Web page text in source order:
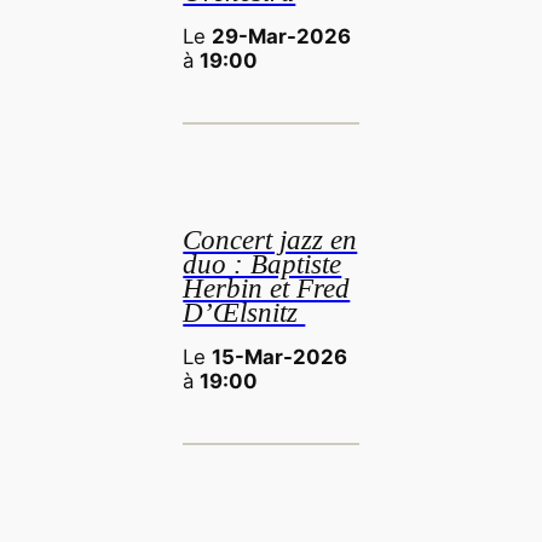
Le 29-Mar-2026
à19:00
Concert jazz en
duo : Baptiste
Herbin et Fred
D’Œlsnitz
Le15-Mar-2026
à19:00